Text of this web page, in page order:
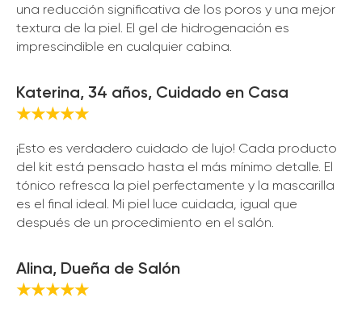
una reducción significativa de los poros y una mejor
textura de la piel. El gel de hidrogenación es
imprescindible en cualquier cabina.
Katerina, 34 años, Cuidado en Casa
★★★★★
¡Esto es verdadero cuidado de lujo! Cada producto
del kit está pensado hasta el más mínimo detalle. El
tónico refresca la piel perfectamente y la mascarilla
es el final ideal. Mi piel luce cuidada, igual que
después de un procedimiento en el salón.
Alina, Dueña de Salón
★★★★★